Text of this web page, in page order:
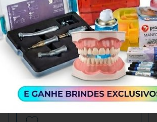
Estojo Liso 18x08x05cm p/
Endo 72 Furos (MF124) - Fava
R$ 118,60
-
+
ADICIONAR AO
CARRINHO